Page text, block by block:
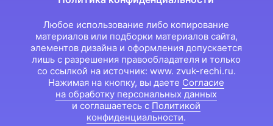
Любое использование либо копирование
материалов или подборки материалов сайта,
элементов дизайна и оформления допускается
лишь с разрешения правообладателя и только
со ссылкой на источник: www. zvuk-rechi.ru.
Нажимая на кнопку, вы даете Согласие
на обработку персональных данных
и соглашаетесь c Политикой
конфиденциальности.